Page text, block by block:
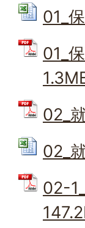
01_
01_
02_
02_
02-